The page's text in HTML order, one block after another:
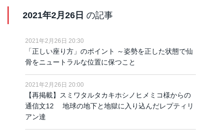
2021年2月26日 の記事
2021年2月26日 20:30
「正しい座り方」のポイント ～姿勢を正した状態で仙
骨をニュートラルな位置に保つこと
2021年2月26日 20:00
【再掲載】スミワタルタカキホシノヒメミコ様からの
通信文12 地球の地下と地獄に入り込んだレプティリ
アン達